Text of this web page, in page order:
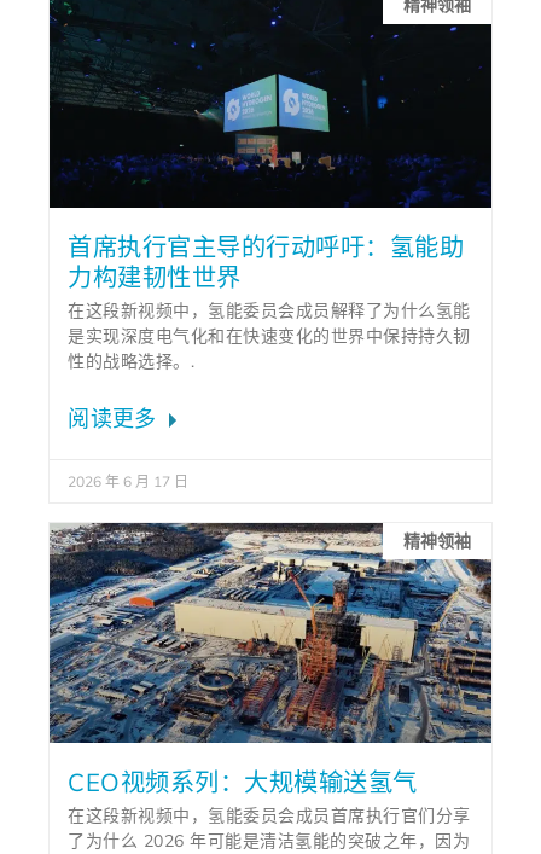
精神领袖
首席执行官主导的行动呼吁：氢能助
力构建韧性世界
在这段新视频中，氢能委员会成员解释了为什么氢能
是实现深度电气化和在快速变化的世界中保持持久韧
性的战略选择。.
阅读更多
2026 年 6 月 17 日
精神领袖
CEO视频系列：大规模输送氢气
在这段新视频中，氢能委员会成员首席执行官们分享
了为什么 2026 年可能是清洁氢能的突破之年，因为